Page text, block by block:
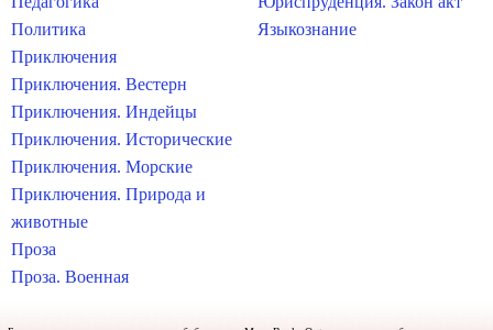
Политика
Приключения
Приключения. Вестерн
Приключения. Индейцы
Приключения. Исторические
Приключения. Морские
Приключения. Природа и
животные
Проза
Проза. Военная
Языкознание